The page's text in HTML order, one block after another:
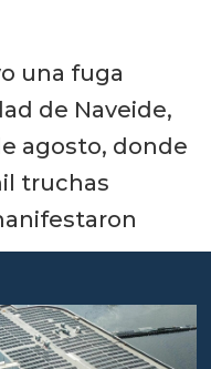
una fuga
de Naveide,
agosto, donde
truchas